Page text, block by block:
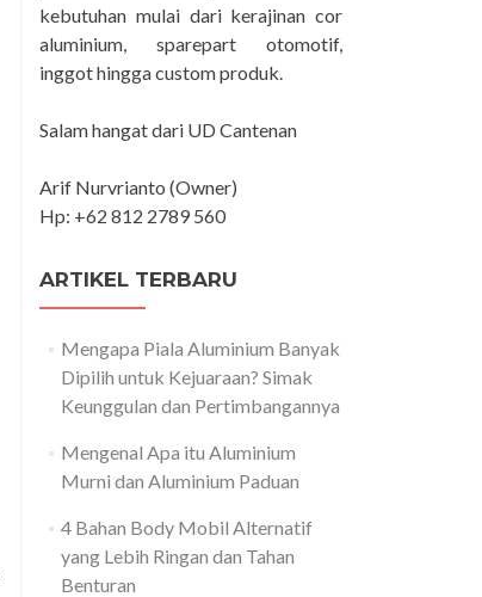
kebutuhan mulai dari kerajinan cor
aluminium, sparepart otomotif,
inggot hingga custom produk.
Salam hangat dari UD Cantenan
Arif Nurvrianto (Owner)
Hp: +62 812 2789 560
ARTIKEL TERBARU
Mengapa Piala Aluminium Banyak
Dipilih untuk Kejuaraan? Simak
Keunggulan dan Pertimbangannya
Mengenal Apa itu Aluminium
Murni dan Aluminium Paduan
4 Bahan Body Mobil Alternatif
yang Lebih Ringan dan Tahan
Benturan